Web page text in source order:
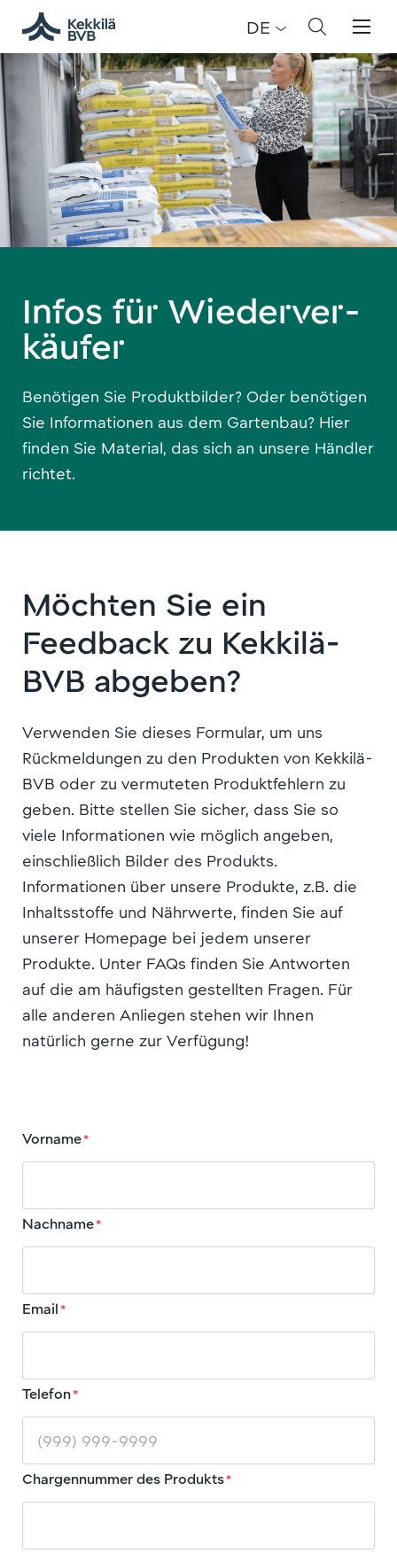
DE
Infos für Wieder­ver­
käufer
Benötigen Sie Produktbilder? Oder benötigen
Sie Informationen aus dem Gartenbau? Hier
finden Sie Material, das sich an unsere Händler
richtet.
Möchten Sie ein
Feedback zu Kekkilä-
BVB abgeben?
Verwenden Sie dieses Formular, um uns
Rückmeldungen zu den Produkten von Kekkilä-
BVB oder zu vermuteten Produktfehlern zu
geben. Bitte stellen Sie sicher, dass Sie so
viele Informationen wie möglich angeben,
einschließlich Bilder des Produkts.
Informationen über unsere Produkte, z.B. die
Inhaltsstoffe und Nährwerte, finden Sie auf
unserer Homepage bei jedem unserer
Produkte. Unter FAQs finden Sie Antworten
auf die am häufigsten gestellten Fragen. Für
alle anderen Anliegen stehen wir Ihnen
natürlich gerne zur Verfügung!
Vorname*
Nachname*
Email*
Telefon*
Chargennummer des Produkts*